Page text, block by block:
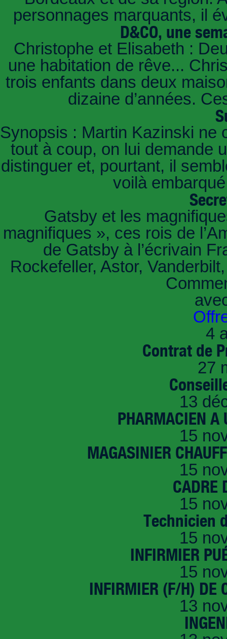
personnages marquants, il
D&CO, une
Christophe et Elisabeth :
une habitation de rêve...
trois enfants dans deux
dizaine d’années.
Synopsis : Martin Kazinski ne
tout à coup, on lui demande
distinguer et, pourtant, il
voilà
Gatsby et les
magnifiques », ces rois de
de Gatsby à l’écrivain
Rockefeller, Astor,
4
Contrat de
27
13
PHARMACIEN A
15
MAGASINIER
15
CADRE
15
Technicien
15
INFIRMIER
15
INFIRMIER (F/H) DE
13